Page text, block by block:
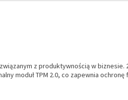
z produktywnością w biznesie.
moduł TPM 2.0, co zapewnia